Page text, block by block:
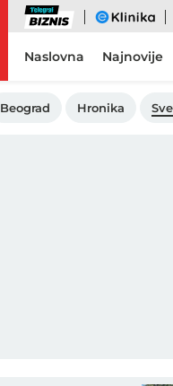
Biznis eKlinika
Naslovna Najnovije
Beograd Hronika